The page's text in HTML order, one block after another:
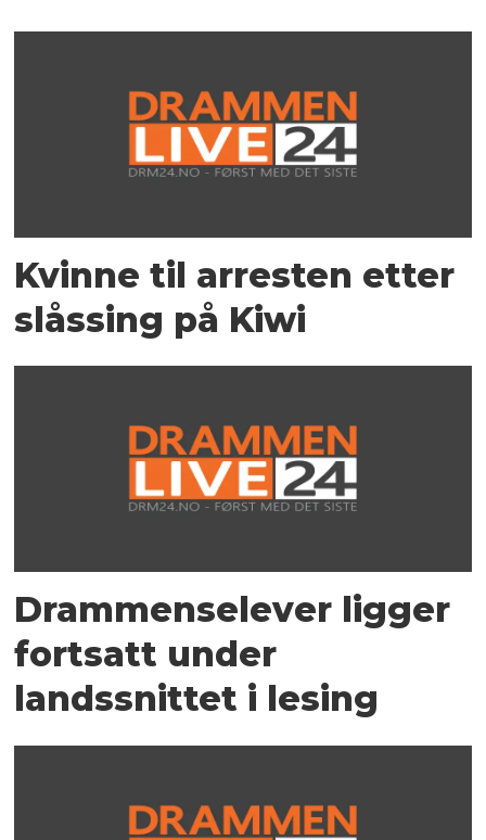
Kvinne til arresten etter
slåssing på Kiwi
Drammenselever ligger
fortsatt under
landssnittet i lesing